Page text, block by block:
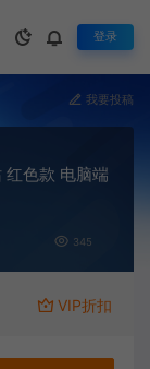
登录
我要投稿
红色款 电脑端
345
VIP折扣